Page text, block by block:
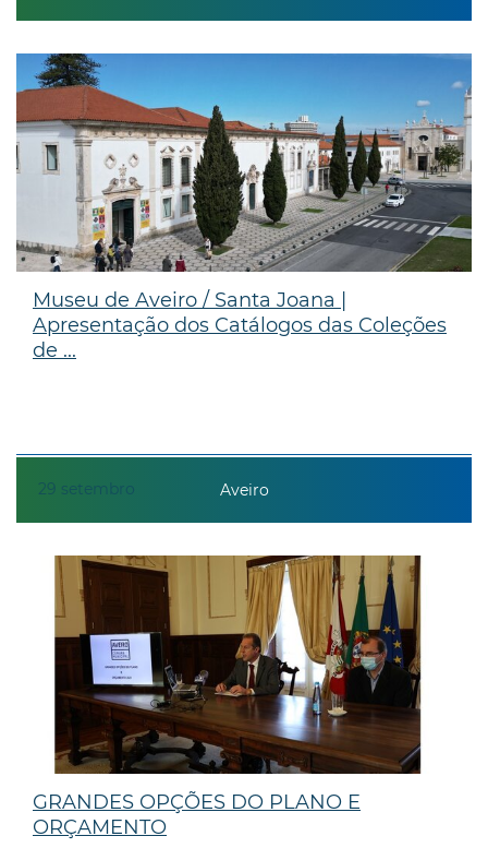
29 setembro
Museu de Aveiro / Santa Joana |
Apresentação dos Catálogos das Coleções
de ...
Aveiro
GRANDES OPÇÕES DO PLANO E
ORÇAMENTO